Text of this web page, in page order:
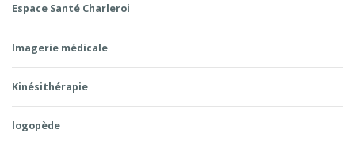
Espace Santé Charleroi
Imagerie médicale
Kinésithérapie
logopède